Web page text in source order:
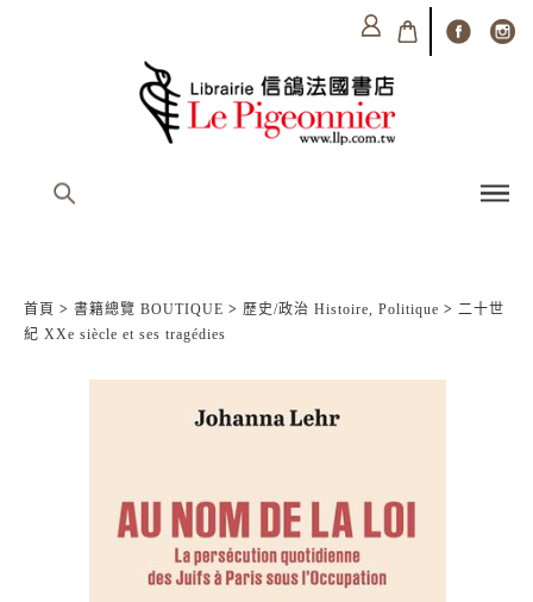
首頁 > 書籍總覽 BOUTIQUE > 歷史/政治 Histoire, Politique > 二十世
紀 XXe siècle et ses tragédies